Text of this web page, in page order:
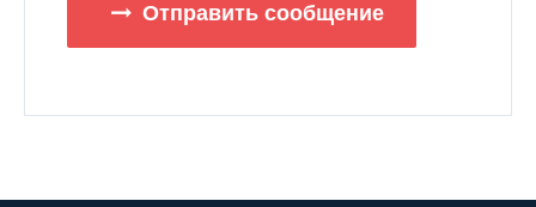
Отправить сообщение